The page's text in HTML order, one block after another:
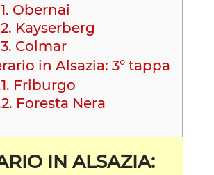
Obernai
Kayserberg
Colmar
in Alsazia: 3° tappa
Friburgo
Foresta Nera
IN ALSAZIA: